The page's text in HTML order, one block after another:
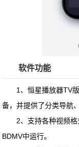
软件功能
1、恒星播放器TV
备，并提供了分类导航
2、支持各种视频格
BDMV中运行。